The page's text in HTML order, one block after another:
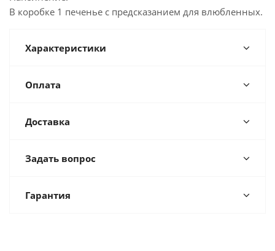
В коробке 1 печенье с предсказанием для влюбленных.
Характеристики
Оплата
Доставка
Задать вопрос
Гарантия